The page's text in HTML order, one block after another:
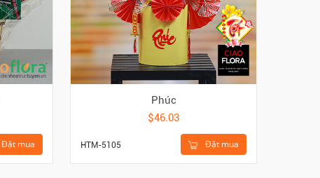
Đặt mua
Phúc
$46.03
Đặt mua
HTM-5105